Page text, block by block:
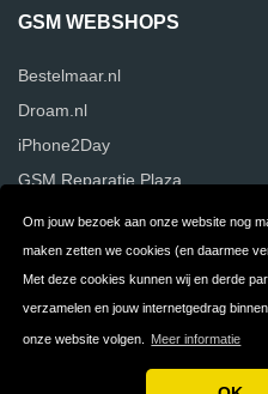
Om jouw bezoek aan onze website nog
maken zetten we cookies (en daarmee
Met deze cookies kunnen wij en derde
verzamelen en jouw internetgedrag
onze website volgen. Meer informatie
GSM WEBSHOPS
Bestelmaar.nl
Droam.nl
iPhone2Day
GSM Reparatie Plaza
Contact
Algemene